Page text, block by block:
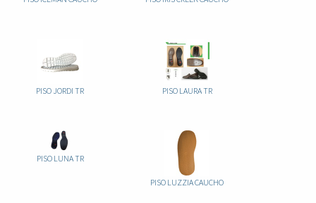
PISO JORDI TR PISO LAURA TR
PISO LUNA TR
PISO LUZZIA CAUCHO